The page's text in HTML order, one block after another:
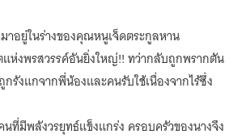
อยู่ในร่างของคุณหนูเจ็ดตระกูลหาน
ห่งพรสวรรค์อันยิ่งใหญ่!! ทว่ากลับถูกพรากตัน
กรังแกจากพี่น้องและคนรับใช้เนื่องจากไร้ซึ่ง
ที่มีพลังวรยุทธ์แข็งแกร่ง ครอบครัวของนางจึง